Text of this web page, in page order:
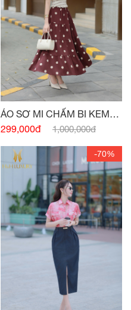
ÁO SƠ MI CHẤM BI KEM
ĐỎ CHUN VAI
299,000đ 1,000,000đ
-70%